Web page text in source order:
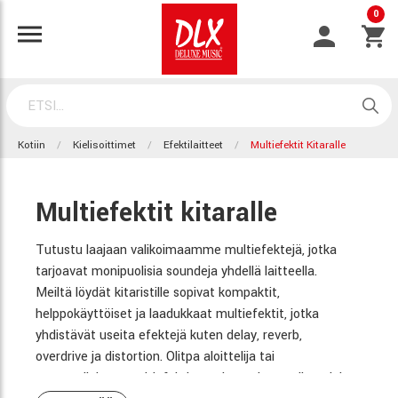
0
Kotiin Kielisoittimet Efektilaitteet Multiefektit Kitaralle
Multiefektit kitaralle
Tutustu laajaan valikoimaamme multiefektejä, jotka
tarjoavat monipuolisia soundeja yhdellä laitteella.
Meiltä löydät kitaristille sopivat kompaktit,
helppokäyttöiset ja laadukkaat multiefektit, jotka
yhdistävät useita efektejä kuten delay, reverb,
overdrive ja distortion. Olitpa aloittelija tai
ammattilainen, multiefekti on erinomainen valinta, joka